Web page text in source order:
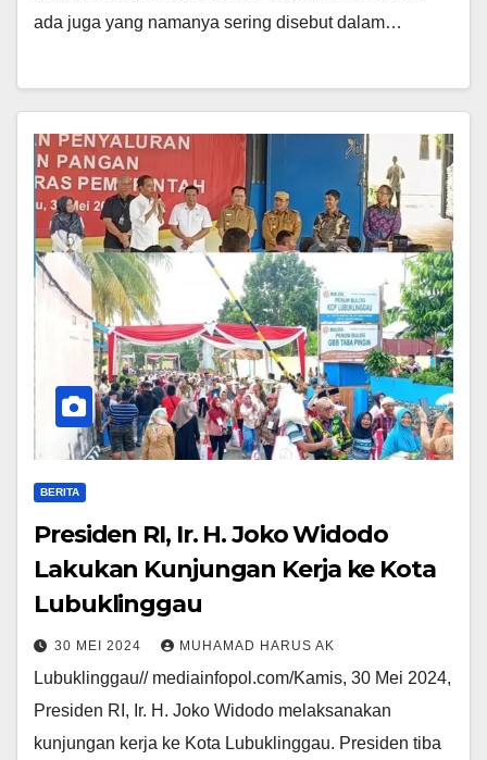
ada juga yang namanya sering disebut dalam…
BERITA
Presiden RI, Ir. H. Joko Widodo
Lakukan Kunjungan Kerja ke Kota
Lubuklinggau
30 MEI 2024 MUHAMAD HARUS AK
Lubuklinggau// mediainfopol.com/Kamis, 30 Mei 2024,
Presiden RI, Ir. H. Joko Widodo melaksanakan
kunjungan kerja ke Kota Lubuklinggau. Presiden tiba